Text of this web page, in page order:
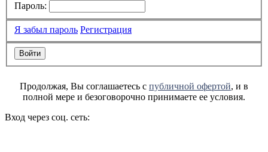
Пароль:
Я забыл пароль Регистрация
Продолжая, Вы соглашаетесь с публичной офертой, и в
полной мере и безоговорочно принимаете ее условия.
Вход через соц. сеть: